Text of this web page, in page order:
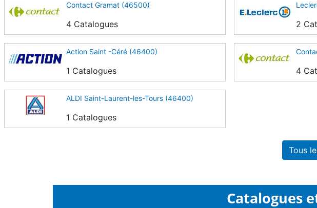
Contact Gramat (46500)
4 Catalogues 2
Action Saint -Céré (46400)
1 Catalogues 4
ALDI Saint-Laurent-les-Tours (46400)
1 Catalogues
Tous
Catalogues